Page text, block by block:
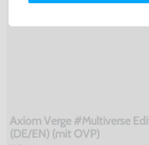
Axiom Verge #Multiverse
(DE/EN) (mit OVP)